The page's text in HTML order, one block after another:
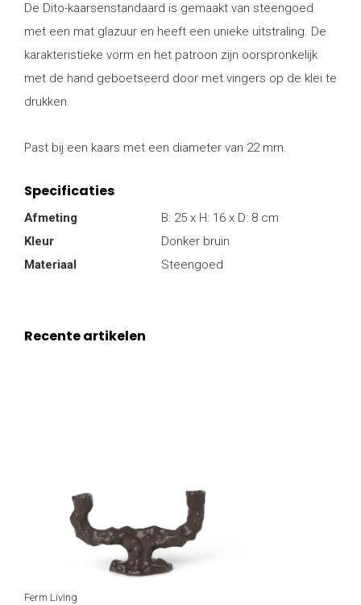
De Dito-kaarsenstandaard is gemaakt van steengoed
met een mat glazuur en heeft een unieke uitstraling. De
karakteristieke vorm en het patroon zijn oorspronkelijk
met de hand geboetseerd door met vingers op de klei te
drukken.
Past bij een kaars met een diameter van 22 mm.
Specificaties
Afmeting
B: 25 x H: 16 x D: 8 cm
Kleur
Donker bruin
Materiaal
Steengoed
Recente artikelen
Ferm Living